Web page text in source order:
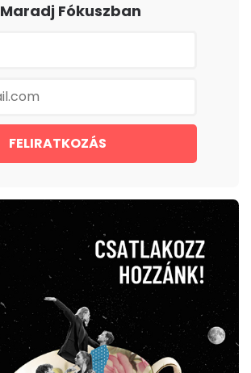
Maradj Fókuszban